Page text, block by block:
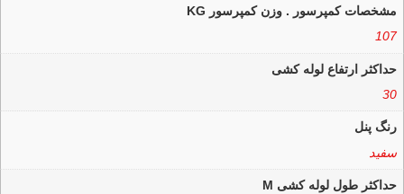
مشخصات کمپرسور . وزن کمپرسور KG
107
حداکثر ارتفاع لوله کشی
30
رنگ پنل
سفید
حداکثر طول لوله کشی M